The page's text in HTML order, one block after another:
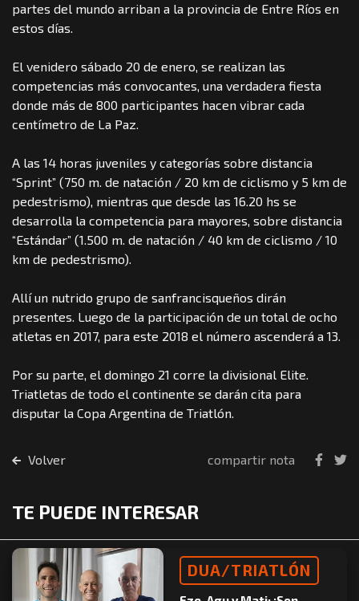
partes del mundo arriban a la provincia de Entre Ríos en
estos días.
El venidero sábado 20 de enero, se realizan las
competencias más convocantes, una verdadera fiesta
donde más de 800 participantes hacen vibrar cada
centímetro de La Paz.
A las 14 horas juveniles y categorías sobre distancia
“Sprint” (750 m. de natación / 20 km de ciclismo y 5 km de
pedestrismo), mientras que desde las 16.20 hs se
desarrolla la competencia para mayores, sobre distancia
“Estándar” (1.500 m. de natación / 40 km de ciclismo / 10
km de pedestrismo).
Allí un nutrido grupo de sanfrancisqueños dirán
presentes. Luego de la participación de un total de ocho
atletas en 2017, para este 2018 el número ascenderá a 13.
Por su parte, el domingo 21 corre la divisional Elite.
Triatletas de todo el continente se darán cita para
disputar la Copa Argentina de Triatlón.
Volver compartir nota
TE PUEDE INTERESAR
DUA/TRIATLÓN